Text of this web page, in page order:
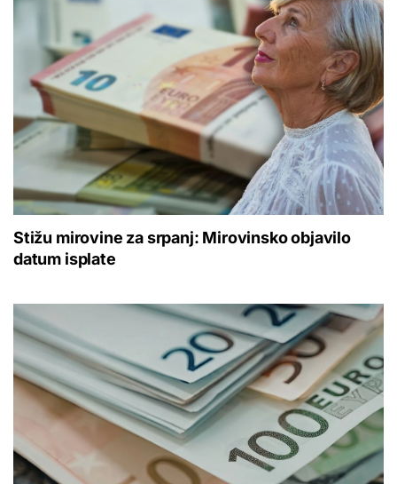
Stižu mirovine za srpanj: Mirovinsko objavilo
datum isplate